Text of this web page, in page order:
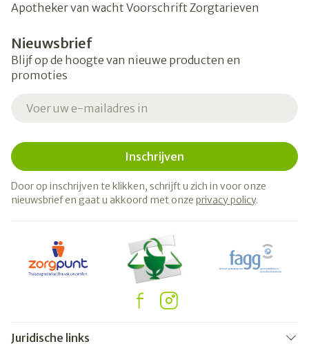
Apotheker van wacht Voorschrift Zorgtarieven
Nieuwsbrief
Blijf op de hoogte van nieuwe producten en
promoties
Inschrijven
Door op inschrijven te klikken, schrijft u zich in voor onze
nieuwsbrief en gaat u akkoord met onze privacy policy.
Juridische links